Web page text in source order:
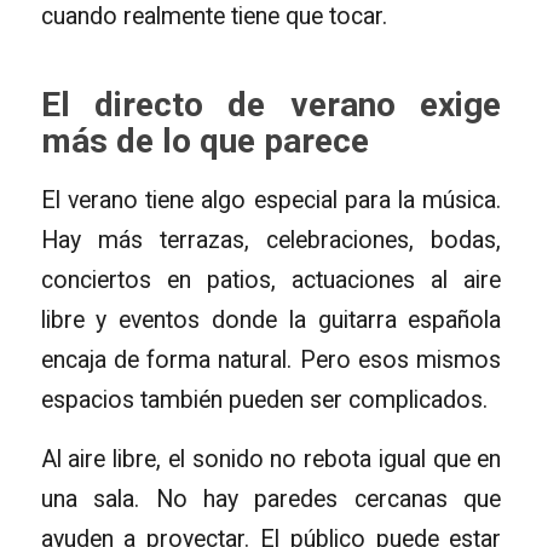
cuando realmente tiene que tocar.
El directo de verano exige
más de lo que parece
El verano tiene algo especial para la música.
Hay más terrazas, celebraciones, bodas,
conciertos en patios, actuaciones al aire
libre y eventos donde la guitarra española
encaja de forma natural. Pero esos mismos
espacios también pueden ser complicados.
Al aire libre, el sonido no rebota igual que en
una sala. No hay paredes cercanas que
ayuden a proyectar. El público puede estar